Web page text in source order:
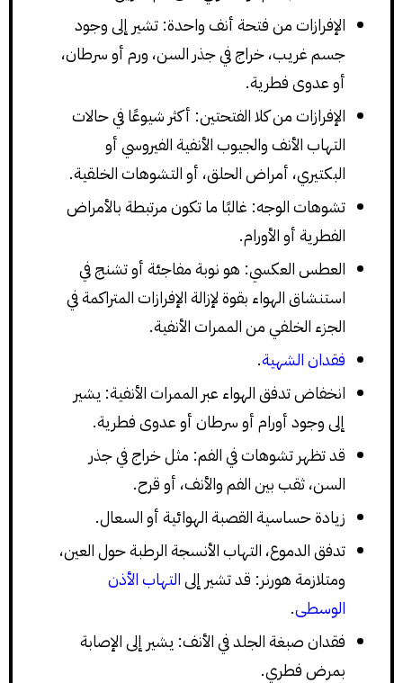
الإفرازات من فتحة أنف واحدة: تشير إلى وجود
جسم غريب، خراج في جذر السن، ورم أو سرطان،
أو عدوى فطرية.
الإفرازات من كلا الفتحتين: أكثر شيوعًا في حالات
التهاب الأنف والجيوب الأنفية الفيروسي أو
البكتيري، أمراض الحلق، أو التشوهات الخلقية.
تشوهات الوجه: غالبًا ما تكون مرتبطة بالأمراض
الفطرية أو الأورام.
العطس العكسي: هو نوبة مفاجئة أو تشنج في
استنشاق الهواء بقوة لإزالة الإفرازات المتراكمة في
الجزء الخلفي من الممرات الأنفية.
فقدان الشهية.
انخفاض تدفق الهواء عبر الممرات الأنفية: يشير
إلى وجود أورام أو سرطان أو عدوى فطرية.
قد تظهر تشوهات في الفم: مثل خراج في جذر
السن، ثقب بين الفم والأنف، أو قرح.
زيادة حساسية القصبة الهوائية أو السعال.
تدفق الدموع، التهاب الأنسجة الرطبة حول العين،
ومتلازمة هورنر: قد تشير إلىالتهاب الأذن
الوسطى.
فقدان صبغة الجلد في الأنف: يشير إلى الإصابة
بمرض فطري.